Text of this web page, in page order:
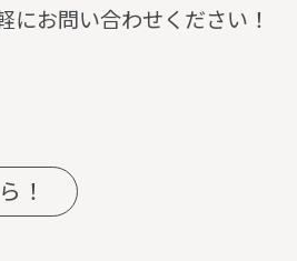
にお問い合わせください！
！